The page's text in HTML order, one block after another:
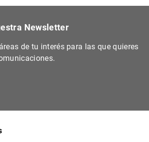
Newsletter
de tu interés para las que quieres